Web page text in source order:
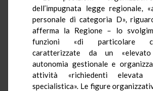
dell’impugnata legge regionale,
personale di categoria D»,
afferma la Regione – lo
funzioni «di particolare
caratterizzate da un
autonomia gestionale e
attività «richiedenti elevata
specialistica». Le figure